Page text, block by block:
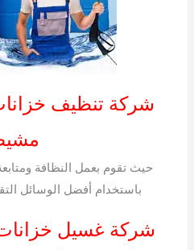
شركة تنظيف
حيث تقوم بعمل النظافة
باستخدام أفضل الوسائل
شركة غسيل